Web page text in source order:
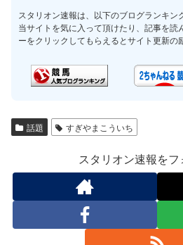
スタリオン速報は、以下のブログランキン
当サイトを気に入って頂けたり、記事を読
ーをクリックしてもらえるとサイト更新の
話題 すぎやまこういち
スタリオン速報をフ